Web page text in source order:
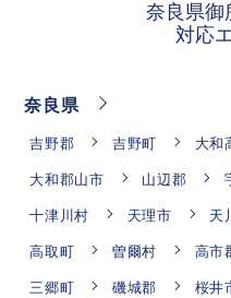
奈良県
対応
奈良県
吉野郡 吉野町 大和
大和郡山市
山辺郡
十津川村
天理市 天
高取町
曽爾村 高市
三郷町
磯城郡 桜井